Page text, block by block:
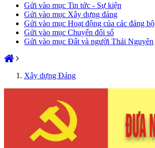
Gửi vào mục Tin tức - Sự kiện
Gửi vào mục Xây dựng đảng
Gửi vào mục Hoạt động của các đảng bộ
Gửi vào mục Chuyển đổi số
Gửi vào mục Đất và người Thái Nguyên
Xây dựng Đảng